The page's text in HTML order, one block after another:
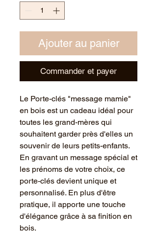
Ajouter au panier
Commander et payer
Le Porte-clés "message mamie"
en bois est un cadeau idéal pour
toutes les grand-mères qui
souhaitent garder près d'elles un
souvenir de leurs petits-enfants.
En gravant un message spécial et
les prénoms de votre choix, ce
porte-clés devient unique et
personnalisé. En plus d'être
pratique, il apporte une touche
d'élégance grâce à sa finition en
bois.